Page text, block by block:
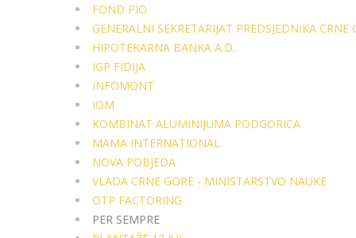
FOND PIO
GENERALNI SEKRETARIJAT PREDSJEDNIKA CRNE
HIPOTEKARNA BANKA A.D.
IGP FIDIJA
INFOMONT
IOM
KOMBINAT ALUMINIJUMA PODGORICA
MAMA INTERNATIONAL
NOVA POBJEDA
VLADA CRNE GORE - MINISTARSTVO NAUKE
OTP FACTORING
PER SEMPRE